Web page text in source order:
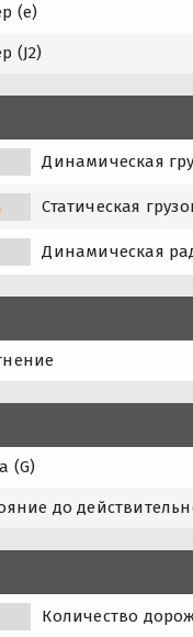
(e)
(J2)
Динамическая
Статическая
Динамическая
(G)
до
Количество